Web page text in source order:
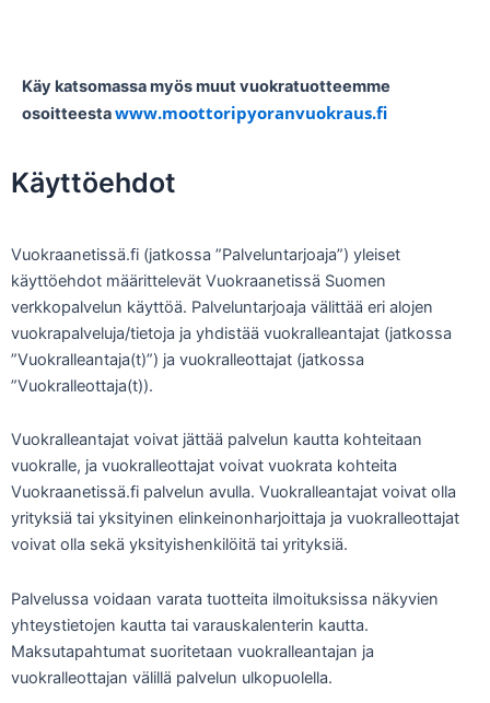
Käy katsomassa myös muut vuokratuotteemme
osoitteestawww.moottoripyoranvuokraus.fi
Käyttöehdot
Vuokraanetissä.fi (jatkossa ”Palveluntarjoaja”) yleiset
käyttöehdot määrittelevät Vuokraanetissä Suomen
verkkopalvelun käyttöä. Palveluntarjoaja välittää eri alojen
vuokrapalveluja/tietoja ja yhdistää vuokralleantajat (jatkossa
”Vuokralleantaja(t)”) ja vuokralleottajat (jatkossa
”Vuokralleottaja(t)).
Vuokralleantajat voivat jättää palvelun kautta kohteitaan
vuokralle, ja vuokralleottajat voivat vuokrata kohteita
Vuokraanetissä.fi palvelun avulla. Vuokralleantajat voivat olla
yrityksiä tai yksityinen elinkeinonharjoittaja ja vuokralleottajat
voivat olla sekä yksityishenkilöitä tai yrityksiä.
Palvelussa voidaan varata tuotteita ilmoituksissa näkyvien
yhteystietojen kautta tai varauskalenterin kautta.
Maksutapahtumat suoritetaan vuokralleantajan ja
vuokralleottajan välillä palvelun ulkopuolella.